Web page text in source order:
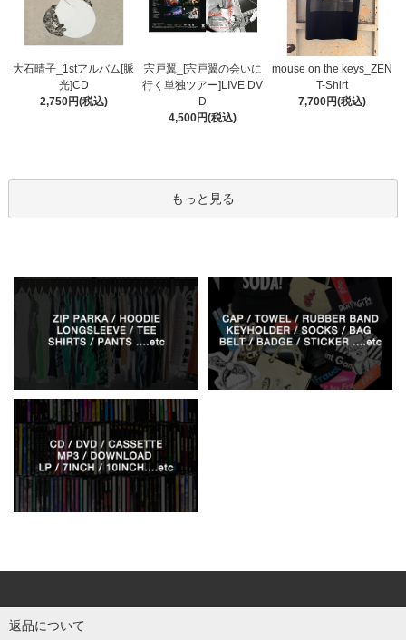
大石晴子_1stアルバム[脈
光]CD
2,750円(税込)
宍戸翼_[宍戸翼の会いに
行く単独ツアー]LIVE DV
D
4,500円(税込)
mouse on the keys_ZEN
T-Shirt
7,700円(税込)
もっと見る
返品について